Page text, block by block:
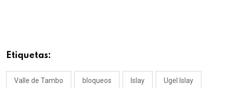
Etiquetas:
Valle de Tambo bloqueos Islay Ugel Islay